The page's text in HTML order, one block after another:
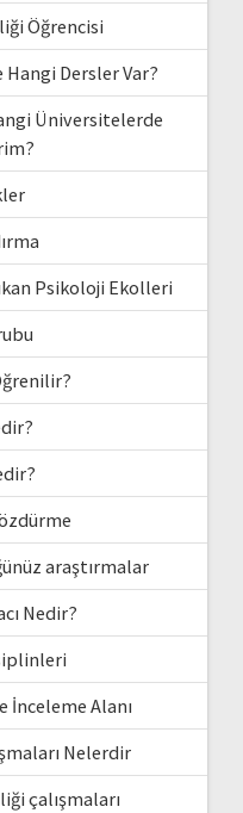
Öğrencisi
Dersler Var?
Üniversitelerde
Psikoloji Ekolleri
araştırmalar
Nedir?
İnceleme Alanı
Nelerdir
çalışmaları